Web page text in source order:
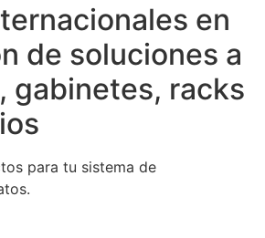
en
de soluciones a
gabinetes, racks
para tu sistema de